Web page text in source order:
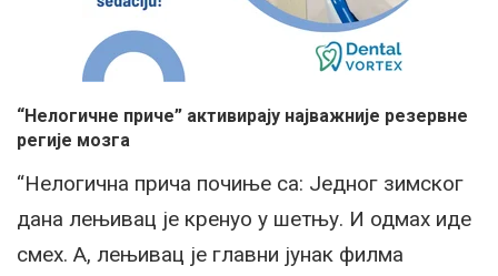
“Нелогичне приче” активирају најважније резервне
регије мозга
“Нелогична прича почиње са: Једног зимског
дана лењивац је кренуо у шетњу. И одмах иде
смех. А, лењивац је главни јунак филма